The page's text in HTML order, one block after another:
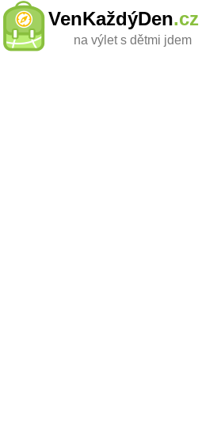
VenKaždýDen.cz
na výlet s dětmi jdem